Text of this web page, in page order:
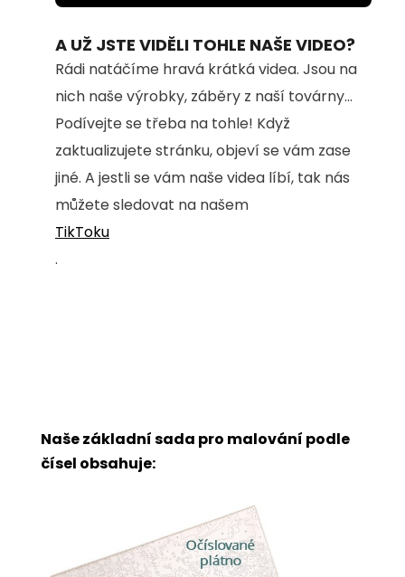
94.54%
A UŽ JSTE VIDĚLI TOHLE NAŠE VIDEO?
Rádi natáčíme hravá krátká videa. Jsou na
nich naše výrobky, záběry z naší továrny...
Podívejte se třeba na tohle! Když
zaktualizujete stránku, objeví se vám zase
jiné. A jestli se vám naše videa líbí, tak nás
můžete sledovat na našem
TikToku
.
Naše základní sada pro malování podle
čísel obsahuje: